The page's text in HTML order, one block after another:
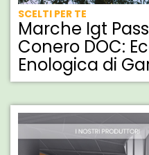
SCELTI PER TE
Marche Igt
Conero DOC:
Enologica di